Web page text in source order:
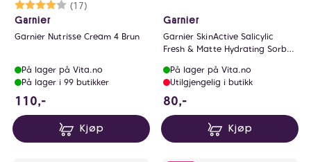
Karakter:
(17)
4.0 av 5 mulige
Garnier
Garnier Nutrisse Cream 4 Brun
På lager på Vita.no
På lager i 99 butikker
110,-
Kjøp
Garnier
Garnier SkinActive Salicylic
Fresh & Matte Hydrating Sorbet
På lager på Vita.no
Utilgjengelig i butikk
80,-
Kjøp